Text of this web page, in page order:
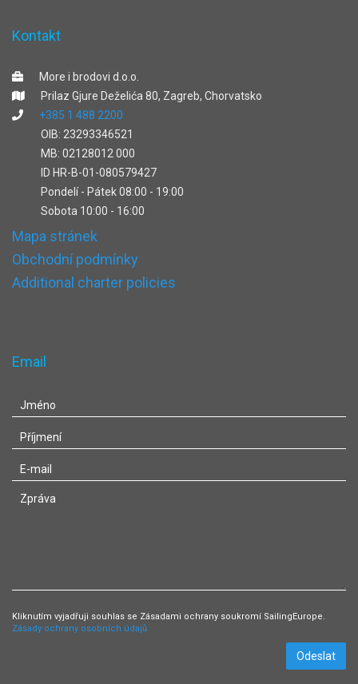
Kontakt
More i brodovi d.o.o.
Prilaz Gjure Deželića 80, Zagreb, Chorvatsko
+385 1 488 2200
OIB: 23293346521
MB: 02128012 000
ID HR-B-01-080579427
Pondelí - Pátek 08:00 - 19:00
Sobota 10:00 - 16:00
Mapa stránek
Obchodní podmínky
Additional charter policies
Email
Kliknutím vyjadřuji souhlas se Zásadami ochrany soukromí SailingEurope.
Zásady ochrany osobních údajů
Odeslat